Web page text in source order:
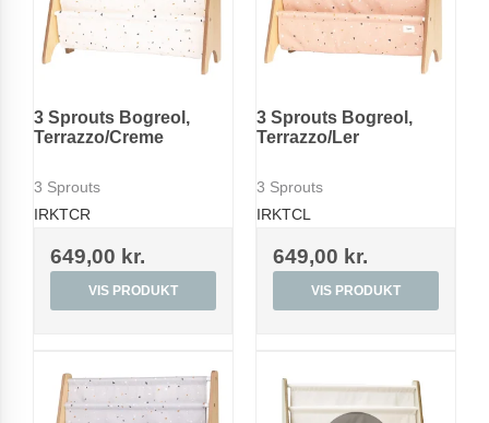
3 Sprouts Bogreol,
Terrazzo/Creme
3 Sprouts
IRKTCR
649,00 kr.
VIS PRODUKT
3 Sprouts Bogreol,
Terrazzo/Ler
3 Sprouts
IRKTCL
649,00 kr.
VIS PRODUKT